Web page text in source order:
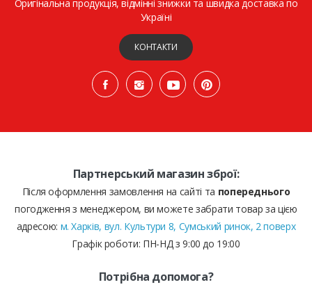
Оригінальна продукція, відмінні знижки та швидка доставка по
Україні
КОНТАКТИ
Партнерський магазин зброї:
Після оформлення замовлення на сайті та попереднього
погодження з менеджером, ви можете забрати товар за цією
адресою: м. Харків, вул. Культури 8, Сумський ринок, 2 поверх
Графік роботи: ПН-НД з 9:00 до 19:00
Потрібна допомога?